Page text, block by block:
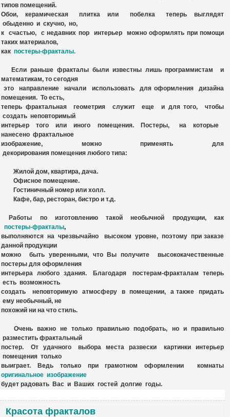
типов помещений.
Обои, керамическая плитка или побелка теперь выглядят
обыденно и скучно, но,
к счастью, с недавних пор интерьер
можно оформлять при помощи
таких материалов,
как постеры-фракталы.
Если раньше фракталы были известны лишь программистам и
математикам, то сегодня
это направление начали использовать для оформления дизайна
помещения. То есть,
теперь фрактальная геометрия служит еще и для того, чтобы
создать неповторимый
интерьертого или иного помещения. Постеры, на которые
нанесено фрактальное
изображение, можно применять для
декорирования помещения любого типа:
Жилой дом, квартира, дача.
Офисное помещение.
Гостиничный номер или холл.
Кафе, бар, ресторан, бистро и т.д.
Работы по изготовлению такой необычной продукции, как
постеры-фракталы,
выполняются на чрезвычайно высоком уровне, поэтому при заказе
данной продукции
можно быть уверенными, что Вы получите высококачественные
постеры для оформления
интерьера любого здания. Благодаря постерам-фракталам теперь
есть возможность
создать неповторимую атмосферу в помещении, а также придать
ему необычный, не
похожий ни на что стиль.
Очень важно не только правильно подобрать, но и правильно
разместить фрактальный
постер. От удачного выбора места развески картинки интерьер
помещения только
выиграет. Ведь только при грамотном оформлении комнаты
оригинальное изображение
будет радовать Вас и Ваших гостей долгие годы.
Красота фракталов